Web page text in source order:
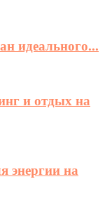
идеального...
и отдых на
энергии на